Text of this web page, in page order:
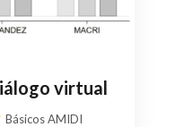
virtual
Básicos AMIDI